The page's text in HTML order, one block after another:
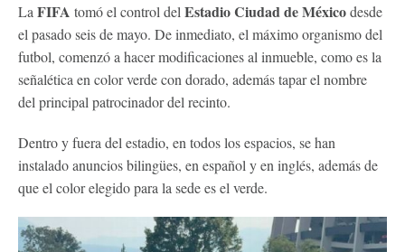
La FIFA tomó el control del Estadio Ciudad de Méxicodesde
el pasado seis de mayo. De inmediato, el máximo organismo del
futbol, comenzó a hacer modificaciones al inmueble, como es la
señalética en color verde con dorado, además tapar el nombre
del principal patrocinador del recinto.
Dentro y fuera del estadio, en todos los espacios, se han
instalado anuncios bilingües, en español y en inglés, además de
que el color elegido para la sede es el verde.